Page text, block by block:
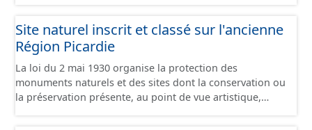
Site naturel inscrit et classé sur l'ancienne
Région Picardie
La loi du 2 mai 1930 organise la protection des
monuments naturels et des sites dont la conservation ou
la préservation présente, au point de vue artistique,